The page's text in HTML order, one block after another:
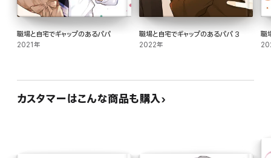
職場と自宅でギャップのあるパパ
2021年
職場と自宅でギャップのあるパパ 3
2022年
職
カスタマーはこんな商品も購入